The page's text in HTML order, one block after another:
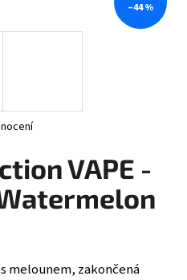
VAPE -
melounem, zakončená
–44 %